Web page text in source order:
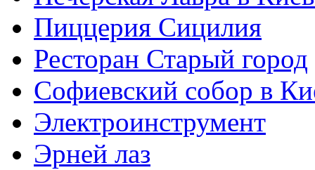
Пиццерия Сицилия
Ресторан Старый город
Софиевский собор в
Электроинструмент
Эрней лаз